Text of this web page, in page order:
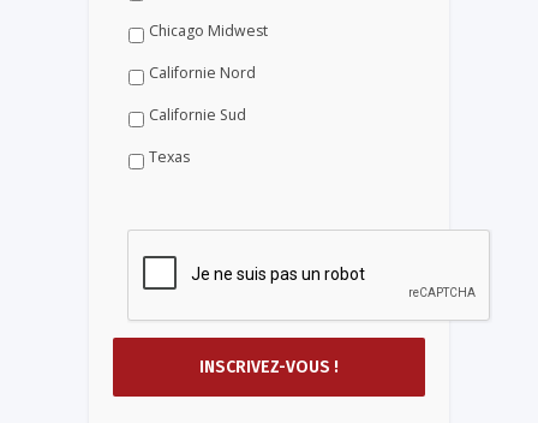
Chicago Midwest
Californie Nord
Californie Sud
Texas